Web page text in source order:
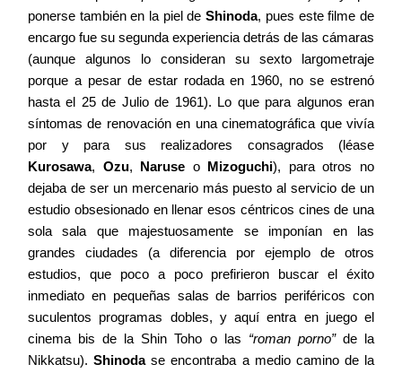
ponerse también en la piel deShinoda, pues este filme de
encargo fue su segunda experiencia detrás de las cámaras
(aunque algunos lo consideran su sexto largometraje
porque a pesar de estar rodada en 1960, no se estrenó
hasta el 25 de Julio de 1961). Lo que para algunos eran
síntomas de renovación en una cinematográfica que vivía
por y para sus realizadores consagrados (léase
Kurosawa, Ozu, Naruse o Mizoguchi), para otros no
dejaba de ser un mercenario más puesto al servicio de un
estudio obsesionado en llenar esos céntricos cines de una
sola sala que majestuosamente se imponían en las
grandes ciudades (a diferencia por ejemplo de otros
estudios, que poco a poco prefirieron buscar el éxito
inmediato en pequeñas salas de barrios periféricos con
suculentos programas dobles, y aquí entra en juego el
cinema bis de la Shin Toho o las “roman porno”de la
Nikkatsu).Shinodase encontraba a medio camino de la